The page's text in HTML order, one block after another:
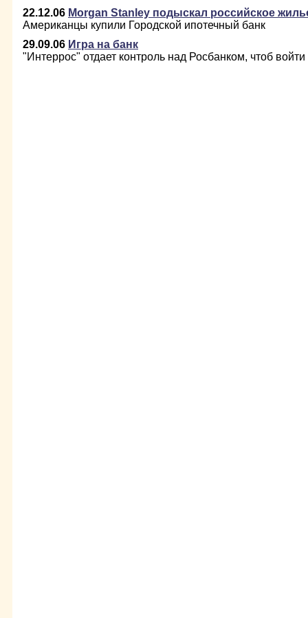
22.12.06 Morgan Stanley подыскал российское
Американцы купили Городской ипотечный банк
29.09.06 Игра на банк
"Интеррос" отдает контроль над Росбанком, чтоб